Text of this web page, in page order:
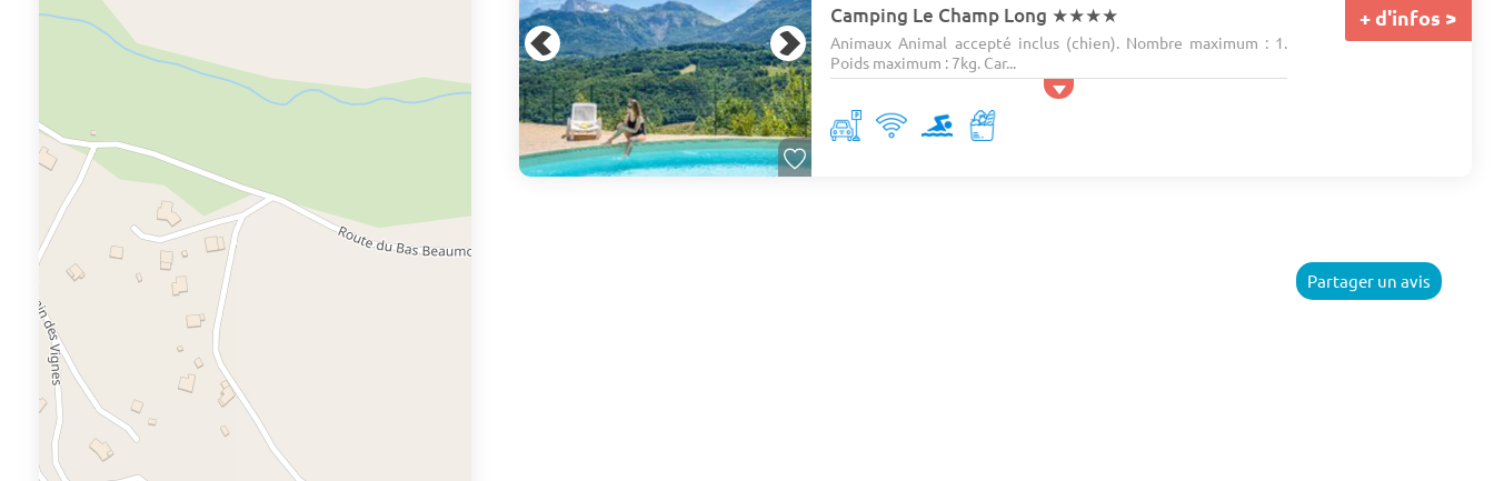
Camping Le Champ Long ★★★★
Animaux Animal accepté inclus (chien). Nombre maximum : 1.
Poids maximum : 7kg. Car...
+ d'infos >
Partager un avis